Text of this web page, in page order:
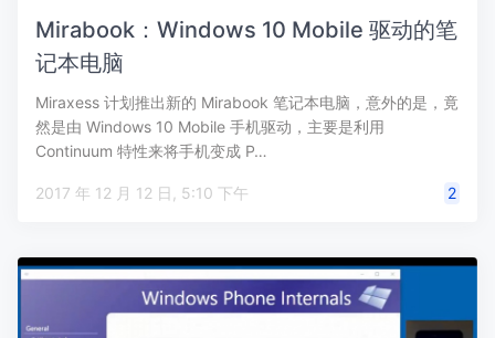
Mirabook：Windows 10 Mobile 驱动的笔
记本电脑
Miraxess 计划推出新的 Mirabook 笔记本电脑，意外的是，竟
然是由 Windows 10 Mobile 手机驱动，主要是利用
Continuum 特性来将手机变成 P…
2017 年 12 月 12 日, 5:10 下午 2